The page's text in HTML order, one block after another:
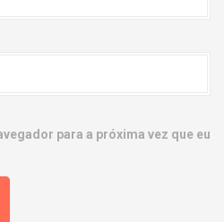
para a próxima vez que eu